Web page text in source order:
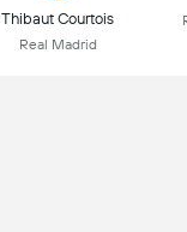
Thibaut Courtois
Real Madrid